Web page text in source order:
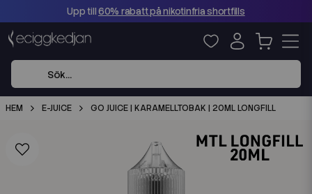
Upp till60% rabatt på nikotinfria shortfills
HEM E-JUICE GO JUICE | KARAMELLTOBAK | 20ML LONGFILL